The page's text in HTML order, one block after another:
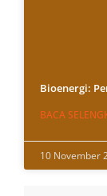
Bioenergi:
BACA
10 November